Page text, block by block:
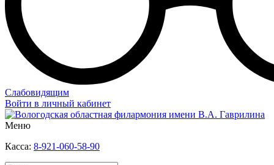
Слабовидящим
Войти в личный кабинет
Меню
Касса: 8-921-060-58-90